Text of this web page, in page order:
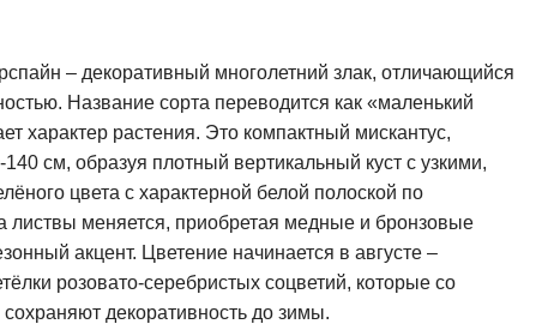
– декоративный многолетний злак, отличающийся
Название сорта переводится как «маленький
характер растения. Это компактный мискантус,
см, образуя плотный вертикальный куст с узкими,
цвета с характерной белой полоской по
листвы меняется, приобретая медные и бронзовые
акцент. Цветение начинается в августе –
розовато-серебристых соцветий, которые со
декоративность до зимы.